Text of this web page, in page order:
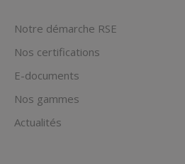
Notre démarche RSE
Nos certifications
E-documents
Nos gammes
Actualités